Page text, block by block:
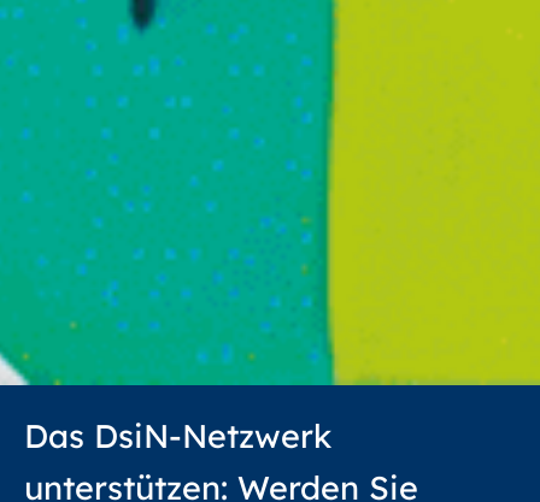
Das DsiN-Netzwerk
unterstützen: Werden Sie